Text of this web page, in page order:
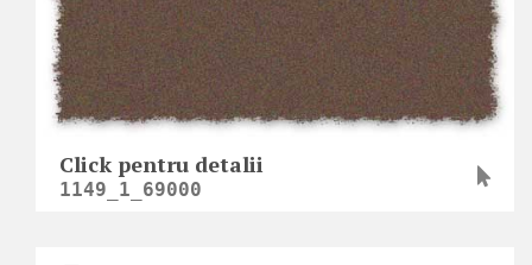
Click pentru detalii
1149_1_69000